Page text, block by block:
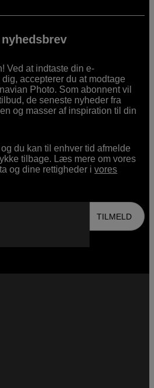
Ved at indtaste din e-
accepterer du at modtage
Photo. Som abonnent vil
de seneste nyheder fra
og masser af inspiration til din
du kan til enhver tid afmelde
tilbage. Læs mere om vores
og dine rettigheder ivores
TILMELD